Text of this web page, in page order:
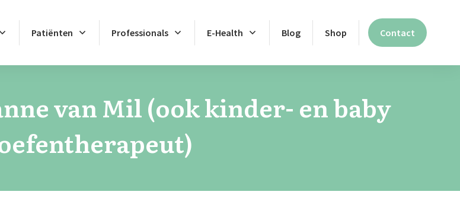
Patiënten Professionals E-Health Blog Shop Contact
van Mil (ook kinder- en baby